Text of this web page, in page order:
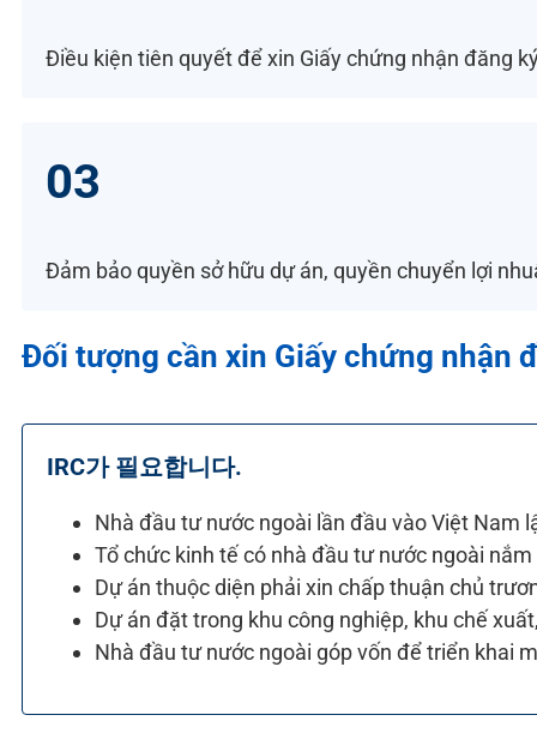
Điều kiện tiên quyết để xin Giấy chứng nhận đăng
03
Đảm bảo quyền sở hữu dự án, quyền chuyển lợi
Đối tượng cần xin Giấy chứng nhận
IRC가 필요합니다.
Nhà đầu tưnước ngoài lần đầu vào Việt Nam
Tổ chức kinh tế có nhà đầu tư nước ngoài
Dự án thuộc diện phải xin chấp thuận chủ
Dự án đặt trong khu công nghiệp, khu chế
Nhà đầu tư nước ngoài góp vốn để triển khai